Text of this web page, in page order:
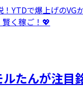
YTDで爆上げの
く稼ご！💖
たんが注目